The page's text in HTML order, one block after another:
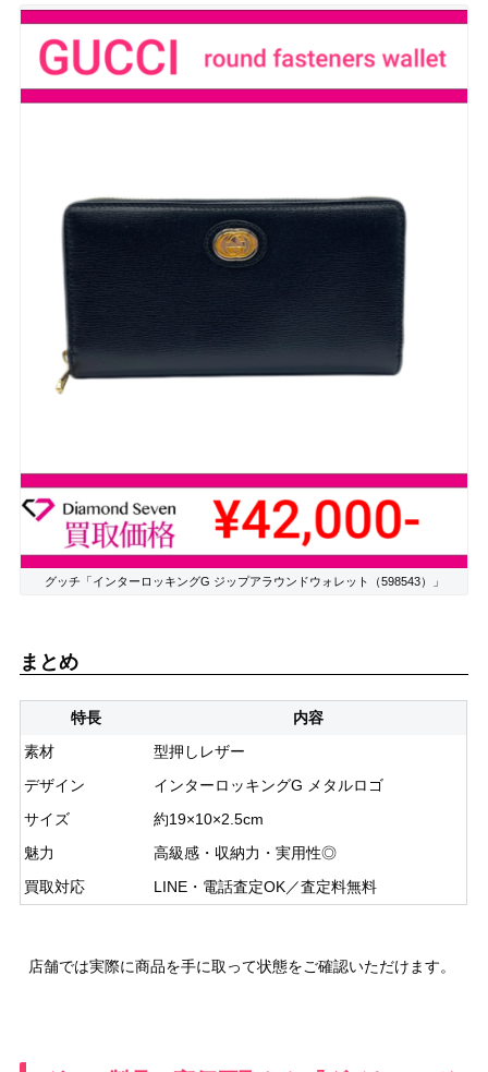
グッチ「インターロッキングG ジップアラウンドウォレット（598543）」
まとめ
特長
内容
素材
型押しレザー
デザイン
インターロッキングG メタルロゴ
サイズ
約19×10×2.5cm
魅力
高級感・収納力・実用性◎
買取対応
LINE・電話査定OK／査定料無料
店舗では実際に商品を手に取って状態をご確認いただけます。